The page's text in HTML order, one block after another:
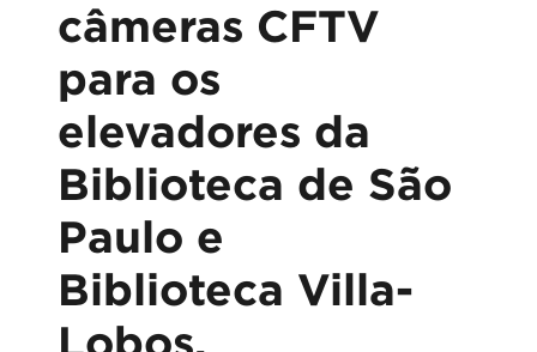
câmeras CFTV
para os
elevadores da
Biblioteca de São
Paulo e
Biblioteca Villa-
Lobos.